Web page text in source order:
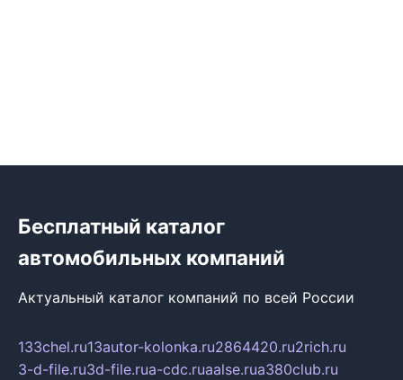
Бесплатный каталог
автомобильных компаний
Актуальный каталог компаний по всей России
133chel.ru13autor-kolonka.ru2864420.ru2rich.ru
3-d-file.ru3d-file.rua-cdc.ruaalse.rua380club.ru